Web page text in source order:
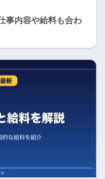
事内容や給料も合わ